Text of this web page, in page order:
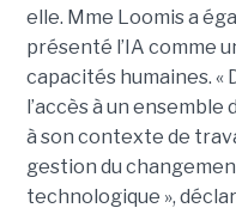
elle. Mme Loomis a
présenté l’IA comme
capacités humaines. «
l’accès à un ensemble
à son contexte de
gestion du
technologique »,